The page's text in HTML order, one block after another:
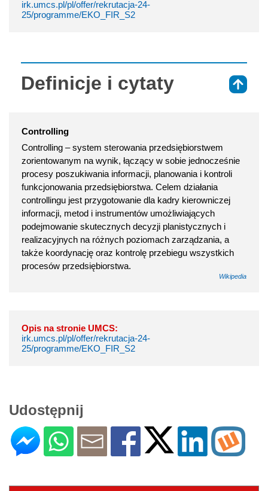
irk.umcs.pl/pl/offer/rekrutacja-24-
25/programme/EKO_FIR_S2
Definicje i cytaty
Controlling
Controlling – system sterowania przedsiębiorstwem
zorientowanym na wynik, łączący w sobie jednocześnie
procesy poszukiwania informacji, planowania i kontroli
funkcjonowania przedsiębiorstwa. Celem działania
controllingu jest przygotowanie dla kadry kierowniczej
informacji, metod i instrumentów umożliwiających
podejmowanie skutecznych decyzji planistycznych i
realizacyjnych na różnych poziomach zarządzania, a
także koordynację oraz kontrolę przebiegu wszystkich
procesów przedsiębiorstwa.
Wikipedia
Opis na stronie UMCS:
irk.umcs.pl/pl/offer/rekrutacja-24-
25/programme/EKO_FIR_S2
Udostępnij